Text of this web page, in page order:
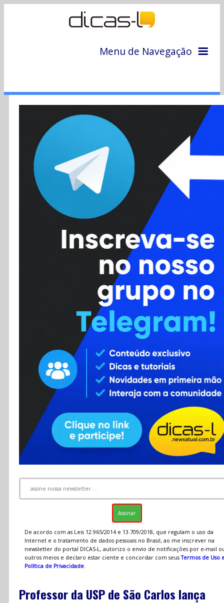
Menu de Navegação
Colunas
Colaboradores
Cursos
Enviar Dica
Contato
RSS
De acordo com as Leis 12.965/2014 e 13.709/2018, que regulam o uso da
Internet e o tratamento de dados pessoais no Brasil, ao me inscrever na
newsletter do portal DICAS-L, autorizo o envio de notificações por e-mail
outros meios e declaro estar ciente e concordar com seusTermos de Uso
Política de Privacidade.
Professor da USP de São Carlos lança